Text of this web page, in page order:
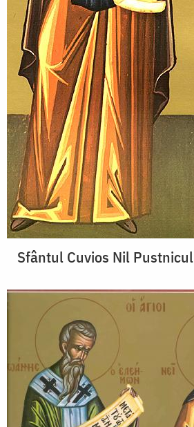
Sfântul Cuvios Nil Pustnicul